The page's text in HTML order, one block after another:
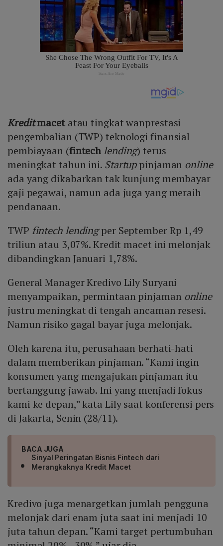
Kreditmacetatau tingkat wanprestasi
pengembalian (TWP) teknologi finansial
pembiayaan (fintech lending) terus
meningkat tahun ini. Startuppinjaman online
ada yang dikabarkan tak kunjung membayar
gaji pegawai, namun ada juga yang meraih
pendanaan.
TWP fintech lendingper September Rp 1,49
triliun atau 3,07%. Kredit macet ini melonjak
dibandingkan Januari 1,78%.
General Manager Kredivo Lily Suryani
menyampaikan, permintaan pinjaman online
justru meningkat di tengah ancaman resesi.
Namun risiko gagal bayar juga melonjak.
Oleh karena itu, perusahaan berhati-hati
dalam memberikan pinjaman. “Kami ingin
konsumen yang mengajukan pinjaman itu
bertanggung jawab. Ini yang menjadi fokus
kami ke depan,” kata Lily saat konferensi pers
di Jakarta, Senin (28/11).
BACA JUGA
Sinyal Peringatan Bisnis Fintech dari
Merangkaknya Kredit Macet
Kredivo juga menargetkan jumlah pengguna
melonjak dari enam juta saat ini menjadi 10
juta tahun depan. “Kami target pertumbuhan